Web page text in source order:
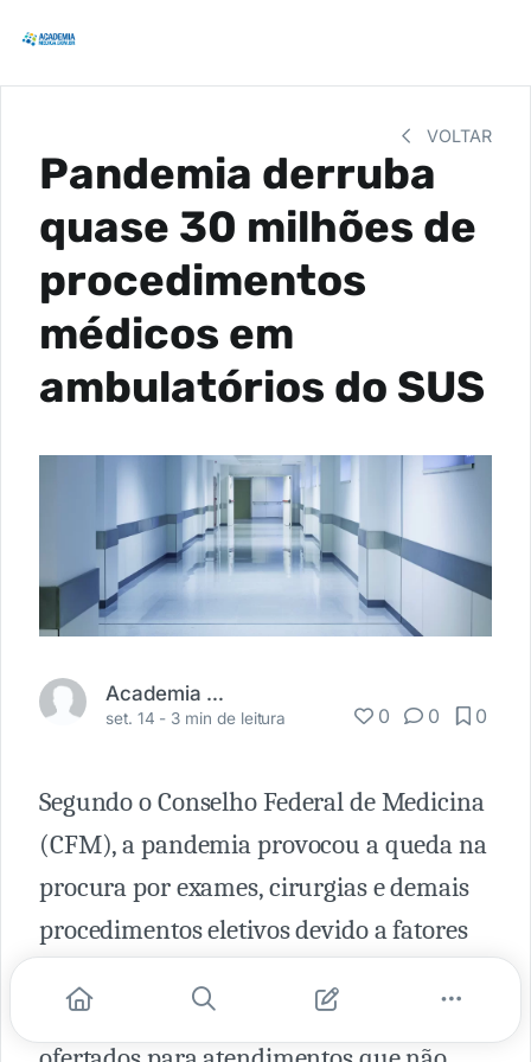
VOLTAR
Pandemia derruba
quase 30 milhões de
procedimentos
médicos em
ambulatórios do SUS
Academia Médica
set. 14 - 3 min de leitura 0 0 0
Segundo o Conselho Federal de Medicina
(CFM), a pandemia provocou a queda na
procura por exames, cirurgias e demais
procedimentos eletivos devido a fatores
hospitais, a diminuição de leitos